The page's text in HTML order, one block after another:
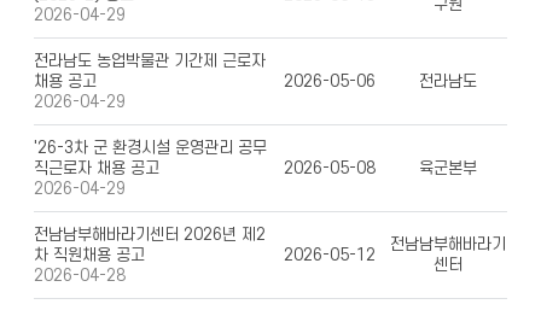
2026-04-29
구원
전라남도 농업박물관 기간제 근로자
채용 공고
2026-04-29
2026-05-06 전라남도
'26-3차 군 환경시설 운영관리 공무
직근로자 채용 공고
2026-04-29
2026-05-08 육군본부
전남남부해바라기센터 2026년 제2
차 직원채용 공고
2026-04-28
2026-05-12
전남남부해바라기
센터